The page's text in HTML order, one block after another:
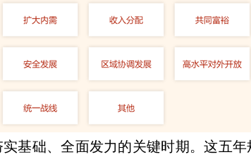
基础、全面发力的关键时期。这五